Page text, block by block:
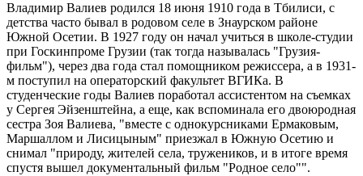
Владимир Валиев родился 18 июня 1910 года в Тбилиси, с
детства часто бывал в родовом селе в Знаурском районе
Южной Осетии. В 1927 году он начал учиться в школе-студии
при Госкинпроме Грузии (так тогда называлась "Грузия-
фильм"), через два года стал помощником режиссера, а в 1931-
м поступил на операторский факультет ВГИКа. В
студенческие годы Валиев поработал ассистентом на съемках
у Сергея Эйзенштейна, а еще, как вспоминала его двоюродная
сестра Зоя Валиева, "вместе с однокурсниками Ермаковым,
Маршаллом и Лисицыным" приезжал в Южную Осетию и
снимал "природу, жителей села, тружеников, и в итоге время
спустя вышел документальный фильм "Родное село"".